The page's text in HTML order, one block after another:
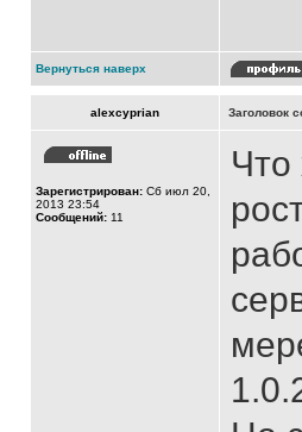
Вернуться наверх
alexcyprian Заголовок
Зарегистрирован: Сб июл 20,
2013 23:54
Сообщений: 11
Что